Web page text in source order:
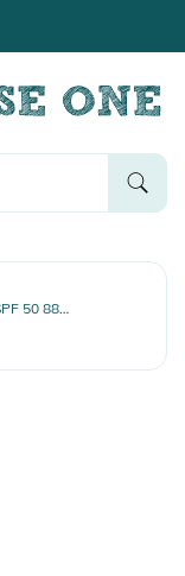
ORIGINAL ROLL ON Sonnencreme SPF 50 88ml